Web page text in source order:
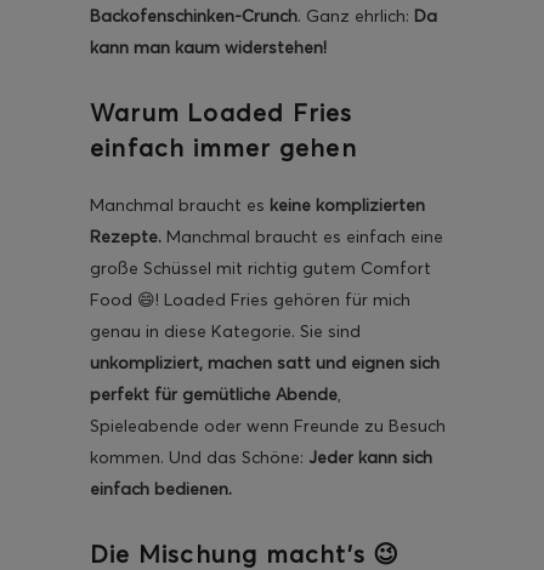
Eis am Stil
Backofenschinken-Crunch. Ganz ehrlich: Da
kann man kaum widerstehen!
Warum Loaded Fries
einfach immer gehen
Manchmal braucht es keine komplizierten
Rezepte. Manchmal braucht es einfach eine
große Schüssel mit richtig gutem Comfort
Food 😄! Loaded Fries gehören für mich
genau in diese Kategorie. Sie sind
unkompliziert, machen satt und eignen sich
perfekt für gemütliche Abende,
Spieleabende oder wenn Freunde zu Besuch
kommen. Und das Schöne: Jeder kann sich
einfach bedienen.
Die Mischung macht’s 😉